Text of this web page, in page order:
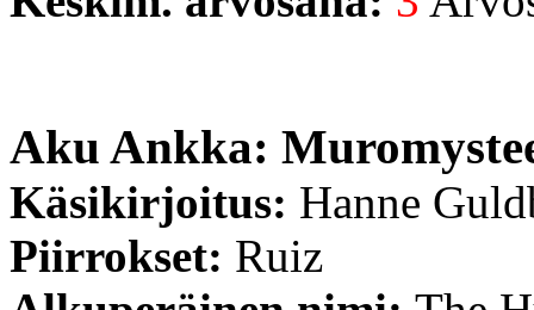
Aku Ankka:
Käsikirjoitus: Hanne
Piirrokset: Ruiz